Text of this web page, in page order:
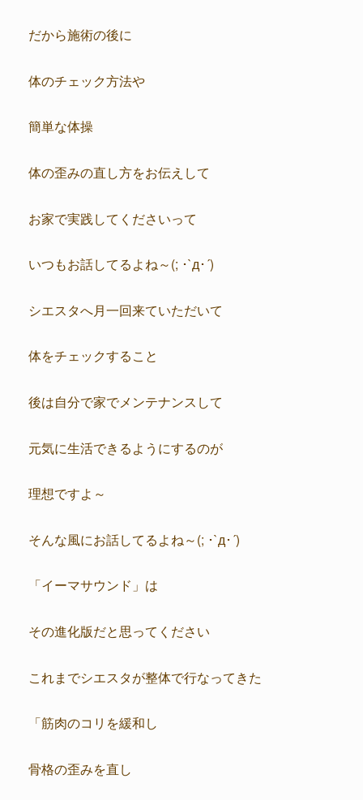
だから施術の後に
体のチェック方法や
簡単な体操
体の歪みの直し方をお伝えして
お家で実践してくださいって
いつもお話してるよね～(; ･`д･´)
シエスタへ月一回来ていただいて
体をチェックすること
後は自分で家でメンテナンスして
元気に生活できるようにするのが
理想ですよ～
そんな風にお話してるよね～(; ･`д･´)
「イーマサウンド」は
その進化版だと思ってください
これまでシエスタが整体で行なってきた
「筋肉のコリを緩和し
骨格の歪みを直し